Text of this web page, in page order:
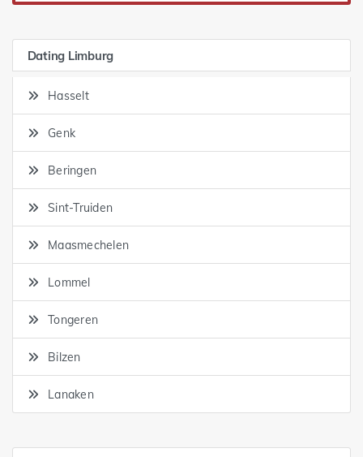
Dating Limburg
Hasselt
Genk
Beringen
Sint-Truiden
Maasmechelen
Lommel
Tongeren
Bilzen
Lanaken